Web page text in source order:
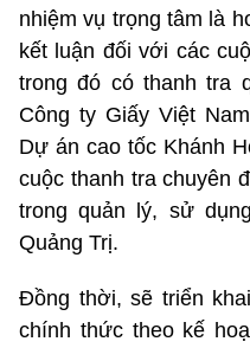
nhiệm vụ trọng tâm là
kết luận đối với các
trong đó có thanh tra
Công ty Giấy Việt
Dự án cao tốc Khánh
cuộc thanh tra chuyên
trong quản lý, sử
Quảng Trị.
Đồng thời, sẽ triển
chính thức theo kế